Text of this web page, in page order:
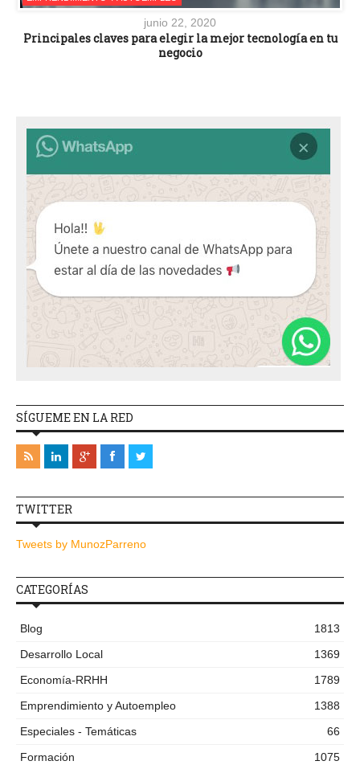
junio 22, 2020
Principales claves para elegir la mejor tecnología en tu
negocio
SÍGUEME EN LA RED
TWITTER
Tweets by MunozParreno
CATEGORÍAS
Blog
1813
Desarrollo Local
1369
Economía-RRHH
1789
Emprendimiento y Autoempleo
1388
Especiales - Temáticas
66
Formación
1075